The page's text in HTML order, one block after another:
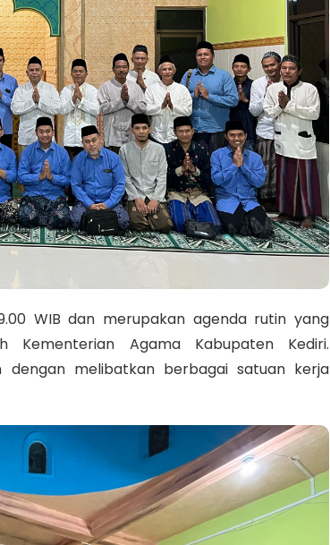
WIB dan merupakan agenda rutin yang
Kementerian Agama Kabupaten Kediri.
dengan melibatkan berbagai satuan kerja